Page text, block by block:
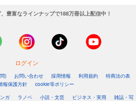
)
示する
年10月号
豊富なラインナップで188万冊以上配信中！
ログイン
) お問い合わせ 採用情報 利用規約
特商法の表
報保護方針
cookie等ポリシー
ガ ラノベ 小説・文芸 ビジネス・実用
雑誌・写